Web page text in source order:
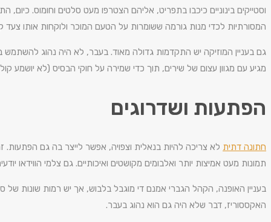
וסטייקים בינוניים כיכבו בתפריט, אליהם הצטרפו מעט סלטים וחומוס.
המסורתיות לכדי מנות גורמה ששומרות על הטעם המוכר ולוקחות אותו צעד
גם בעניין המוזיקה יש התקדמות גדולה מאוד. בעבר, לא היה נהוג להשתמש
מגיע עם מגוון עצום של שירים, תוך כדי שמירה על חוקי הבסיס (לא יושמע
הפתעות ושדרוגים
חתונה דתית לא צריכה להיות בנאלית וצפויה, אפשר לייצר בה גם
תמונות מעט אמיצות יותר ואלבומים מקושטים ואיכותיים. גם צלמי הווידאו
בעניין האופנה, הקהל הגברי אמנם די מוגבל בלבוש, אך יש רמות שונות
האקססוריז, דבר שלא היה גם הוא נהוג בעבר.